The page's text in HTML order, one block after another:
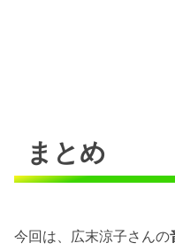
まとめ
今回は、広末涼子さんの